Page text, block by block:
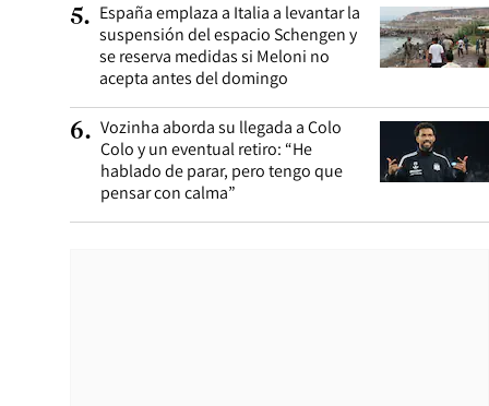
5. España emplaza a Italia a levantar la
suspensión del espacio Schengen y
se reserva medidas si Meloni no
acepta antes del domingo
6. Vozinha aborda su llegada a Colo
Colo y un eventual retiro: “He
hablado de parar, pero tengo que
pensar con calma”